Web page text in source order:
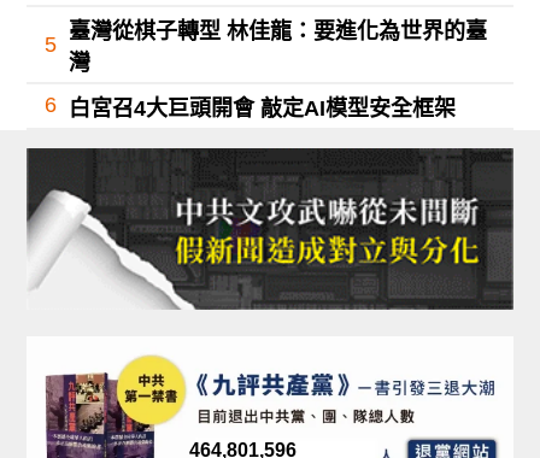
5
臺灣從棋子轉型 林佳龍：要進化為世界的臺
灣
6 白宮召4大巨頭開會 敲定AI模型安全框架
464,801,596